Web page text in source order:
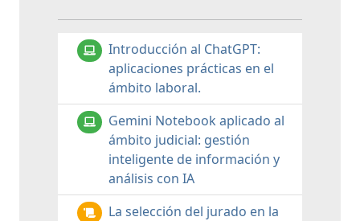
Introducción al ChatGPT:
aplicaciones prácticas en el
ámbito laboral.
Gemini Notebook aplicado al
ámbito judicial: gestión
inteligente de información y
análisis con IA
La selección del jurado en la